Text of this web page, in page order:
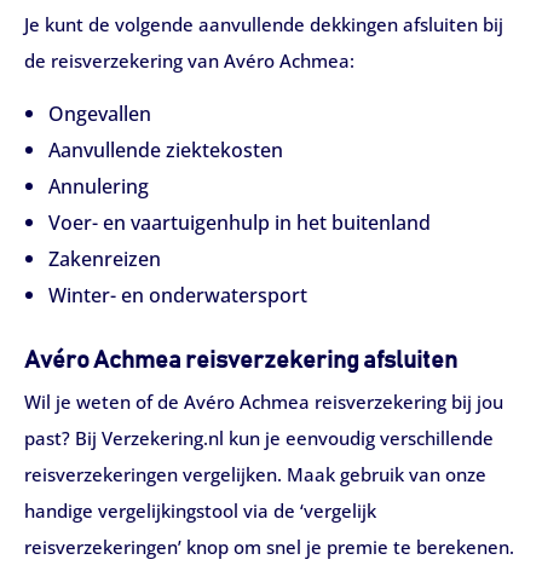
Je kunt de volgende aanvullende dekkingen afsluiten bij
de reisverzekering van Avéro Achmea:
Ongevallen
Aanvullende ziektekosten
Annulering
Voer- en vaartuigenhulp in het buitenland
Zakenreizen
Winter- en onderwatersport
Avéro Achmea reisverzekering afsluiten
Wil je weten of de Avéro Achmea reisverzekering bij jou
past? Bij Verzekering.nl kun je eenvoudig verschillende
reisverzekeringen vergelijken. Maak gebruik van onze
handige vergelijkingstool via de ‘vergelijk
reisverzekeringen’ knop om snel je premie te berekenen.